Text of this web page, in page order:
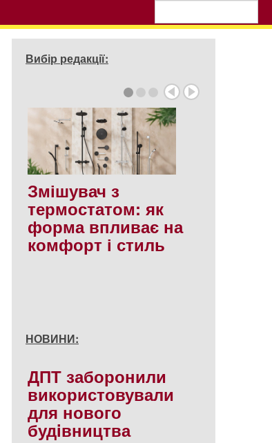
Вибір редакції:
Змішувач з
термостатом: як
форма впливає на
комфорт і стиль
НОВИНИ:
ДПТ заборонили
використовували
для нового
будiвництва